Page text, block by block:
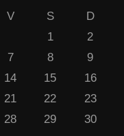
V S
D
1
2
7 8
9
14 15
16
21 22
23
28 29
30